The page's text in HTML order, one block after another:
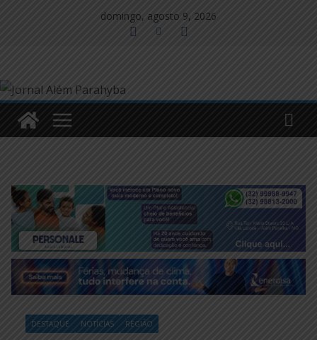
domingo, agosto 9, 2026
DESTAQUE NOTÍCIAS REGIÃO